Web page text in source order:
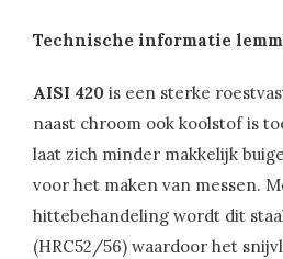
Technische informatie
AISI 420 is een sterke
naast chroom ook koolstof is
laat zich minder makkelijk
voor het maken van messen.
hittebehandeling wordt dit
(HRC52/56) waardoor het